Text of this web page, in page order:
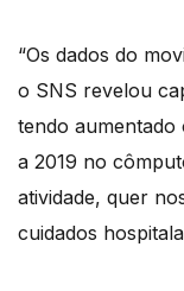
“Os dados do
o SNS revelou
tendo aumentado
a 2019 no
atividade, quer
cuidados